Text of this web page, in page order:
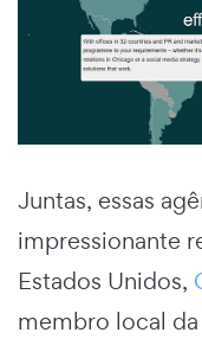
Juntas, essas
impressionante
Estados Unidos,
membro local